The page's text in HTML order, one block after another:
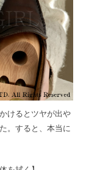
けるとツヤが出や
。すると、本当に